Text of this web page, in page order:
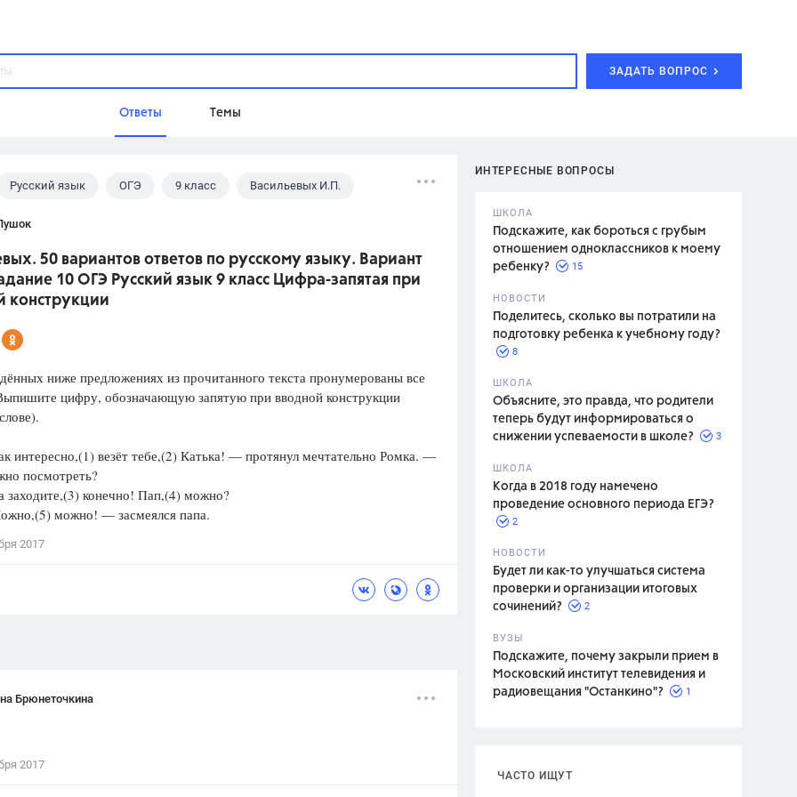
ЗАДАТЬ ВОПРОС
Ответы Темы
Домашнее задание
Школа
Разумовская М.М.,Габриелян О.С.,
Рудзитис Г.Е.,Цыбулько И.П.,Атанасян Л.С.,
Психология
ИНТЕРЕСНЫЕ ВОПРОСЫ
ШКОЛА
Подскажите, как бороться с грубым
отношением одноклассников к моему
ребенку?
15
НОВОСТИ
Поделитесь, сколько вы потратили на
подготовку ребенка к учебному году?
8
ШКОЛА
Объясните, это правда, что родители
теперь будут информироваться о
снижении успеваемости в школе?
3
ШКОЛА
Когда в 2018 году намечено
проведение основного периода ЕГЭ?
2
НОВОСТИ
Будет ли как-то улучшаться система
проверки и организации итоговых
сочинений?
2
ВУЗЫ
Подскажите, почему закрыли прием в
Московский институт телевидения и
радиовещания "Останкино"?
1
ЧАСТО ИЩУТ
Русский язык ОГЭ 9 класс Васильевых И.П.
50 вариантов ответов по русскому языку. Вариант
10 ОГЭ Русский язык 9 класс Цифра-запятая при
конструкции
ниже предложениях из прочитанного текста пронумерованы все
цифру, обозначающую запятую при вводной конструкции
везёт тебе,(2) Катька! — протянул мечтательно Ромка. —
посмотреть?
конечно! Пап,(4) можно?
можно! — засмеялся папа.
2017
Брюнеточкина
2017